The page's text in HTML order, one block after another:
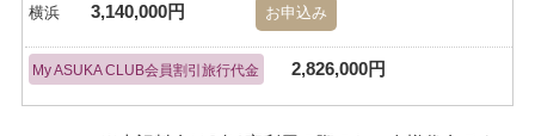
横浜 3,140,000円 お申込み
My ASUKA CLUB会員割引旅行代金 2,826,000円